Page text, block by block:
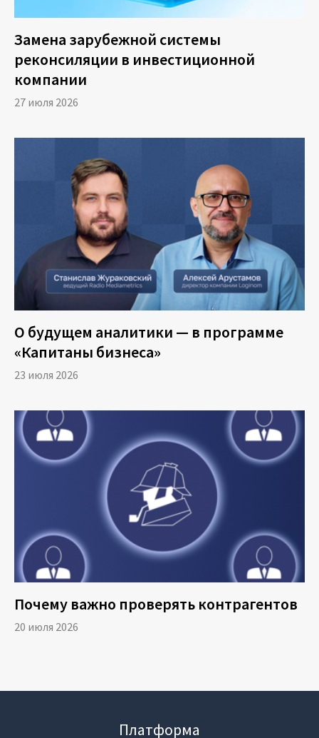
Вход
обработку и хранение можно реализовать
автоматически с помощью стандартных
инструментов Windows. Например, с помощью
планировщика заданий Windows Task
Scheduler можно настроить автоматический
определенное время и с заданной
периодичностью.
С увеличением количества сценариев в
Loginom может возникнуть потребность
автоматического запуска многоуровневых
моделей с разветвленной иерархией
сценариев. В этом случае можно
использовать встроенный функционал
платформы — BatchLaunche, который дает
возможность из одного главного пакета
запустить обработку всех вложенных.
можно настроить автоматический репортинг.
Например, получать уведомления о ходе
работы сценария по электронной почте или c
помощью Telegram-бота.
Замена зарубежной системы
реконсиляции в инвестиционной
компании
27 июля 2026
О будущем аналитики — в программе
«Капитаны бизнеса»
23 июля 2026
Почему важно проверять контрагентов
20 июля 2026
Платформа